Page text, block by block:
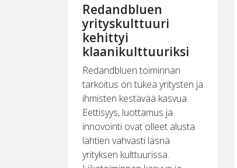
Redandbluen
yrityskulttuuri
kehittyi
klaanikulttuuriksi
Redandbluen toiminnan
tarkoitus on tukea yritysten ja
ihmisten kestävää kasvua.
Eettisyys, luottamus ja
innovointi ovat olleet alusta
lähtien vahvasti läsnä
yrityksen kulttuurissa.